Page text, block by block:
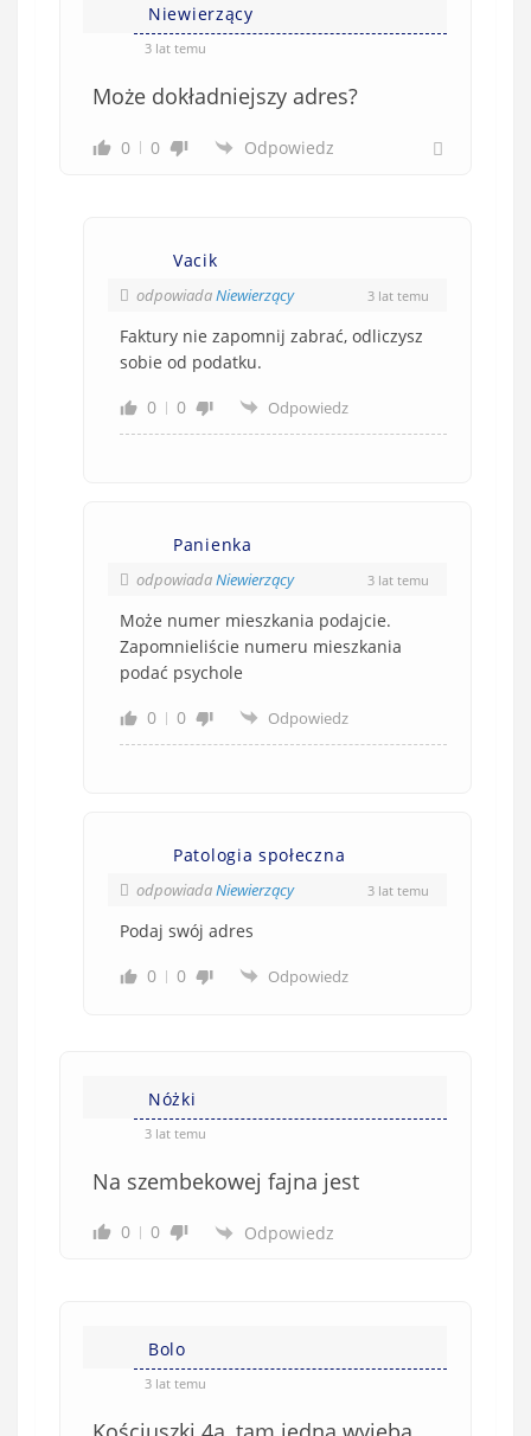
Niewierzący
3 lat temu
Może dokładniejszy adres?
0 0 Odpowiedz
Vacik
odpowiadaNiewierzący 3 lat temu
Faktury nie zapomnij zabrać, odliczysz
sobie od podatku.
0
0 Odpowiedz
Panienka
odpowiadaNiewierzący 3 lat temu
Może numer mieszkania podajcie.
Zapomnieliście numeru mieszkania
podać psychole
0
0 Odpowiedz
Patologia społeczna
odpowiadaNiewierzący 3 lat temu
Podaj swój adres
0
0 Odpowiedz
Nóżki
3 lat temu
Na szembekowej fajna jest
0 0 Odpowiedz
Bolo
3 lat temu